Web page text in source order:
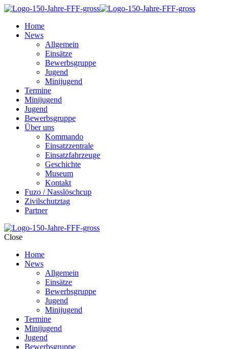
Home
News
Allgemein
Einsätze
Bewerbsgruppe
Jugend
Minijugend
Termine
Minijugend
Jugend
Bewerbsgruppe
Über uns
Kommando
Einsatzzentrale
Einsatzfahrzeuge
Geschichte
Museum
Kontakt
Fuzo / Nasslöschcup
Zivilschutztag
Partner
Close
Home
News
Allgemein
Einsätze
Bewerbsgruppe
Jugend
Minijugend
Termine
Minijugend
Jugend
Bewerbsgruppe